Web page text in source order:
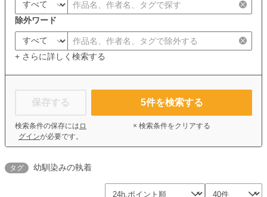
除外ワード
+ さらに詳しく検索する
保存する
検索条件の保存には ロ
グインが必要です。
5件を検索する
× 検索条件をクリアする
タグ 幼馴染みの執着